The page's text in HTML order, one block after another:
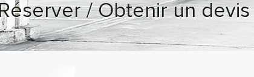
Réserver / Obtenir un devis